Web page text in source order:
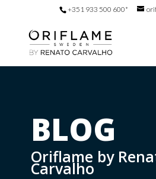
+351 933 500 600*
BLOG
Oriflame by
Carvalho